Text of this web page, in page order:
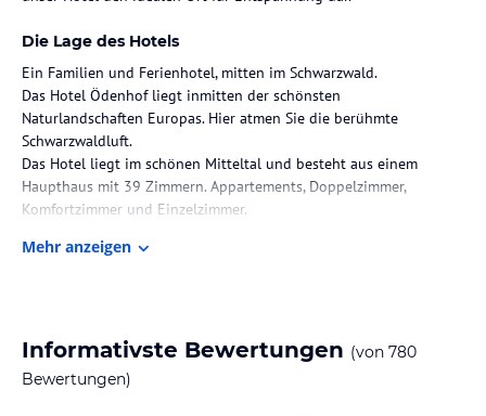
Die Lage des Hotels
Ein Familien und Ferienhotel, mitten im Schwarzwald.
Das Hotel Ödenhof liegt inmitten der schönsten
Naturlandschaften Europas. Hier atmen Sie die berühmte
Schwarzwaldluft.
Das Hotel liegt im schönen Mitteltal und besteht aus einem
Haupthaus mit 39 Zimmern. Appartements, Doppelzimmer,
Komfortzimmer und Einzelzimmer.
Zimmer / Unterbringung im Hotel
Materialien und der Sinn für angenehme und wertvolle Details
sorgen für eine Atmosphäre, die von Klarheit und Harmonie
Mehr anzeigen
Informativste Bewertungen (von 780
Bewertungen)